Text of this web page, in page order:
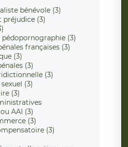
bénévole (3)
préjudice (3)
pédopornographie (3)
françaises (3)
(3)
(3)
(3)
(3)
(3)
AAI (3)
(3)
(3)